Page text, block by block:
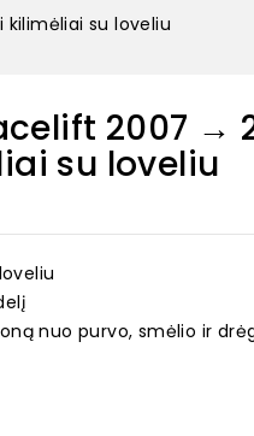
kilimėliai su loveliu
2007 →
su loveliu
nuo purvo, smėlio ir